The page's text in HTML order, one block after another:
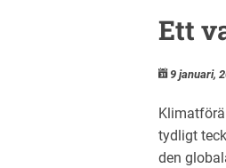
Ett
9 januari,
tydligt
den